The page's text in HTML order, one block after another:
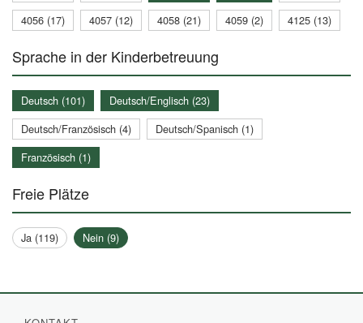
4056 (17)
4057 (12) 4058 (21) 4059 (2) 4125 (13)
Sprache in der Kinderbetreuung
Deutsch (101)
Deutsch/Englisch (23)
Deutsch/Französisch (4)
Deutsch/Spanisch (1)
Französisch (1)
Freie Plätze
Ja (119) Nein (9)